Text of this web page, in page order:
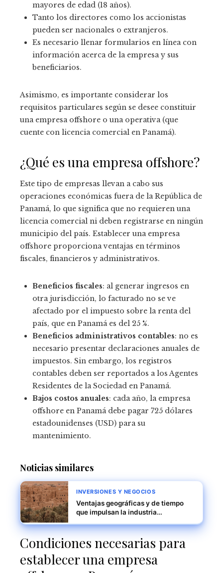
mayores de edad (18 años).
Tanto los directores como los accionistas
pueden ser nacionales o extranjeros.
Es necesario llenar formularios en línea con
información acerca de la empresa y sus
beneficiarios.
Asimismo, es importante considerar los
requisitos particulares según se desee constituir
una empresa offshore o una operativa (que
cuente con licencia comercial en Panamá).
¿Qué es una empresa offshore?
Este tipo de empresas llevan a cabo sus
operaciones económicas fuera de la República de
Panamá, lo que significa que no requieren una
licencia comercial ni deben registrarse en ningún
municipio del país. Establecer una empresa
offshore proporciona ventajas en términos
fiscales, financieros y administrativos.
Beneficios fiscales: al generar ingresos en
otra jurisdicción, lo facturado no se ve
afectado por el impuesto sobre la renta del
país, que en Panamá es del 25 %.
Beneficios administrativos contables: no es
necesario presentar declaraciones anuales de
impuestos. Sin embargo, los registros
contables deben ser reportados a los Agentes
Residentes de la Sociedad en Panamá.
Bajos costos anuales: cada año, la empresa
offshore en Panamá debe pagar 725 dólares
estadounidenses (USD) para su
mantenimiento.
Noticias similares
INVERSIONES Y NEGOCIOS
Ventajas geográficas y de tiempo
que impulsan la industria
Condiciones necesarias para
establecer una empresa